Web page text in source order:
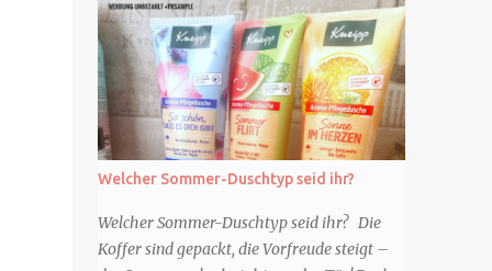
Welcher Sommer-Duschtyp seid ihr?
Welcher Sommer-Duschtyp seid ihr? Die
Koffer sind gepackt, die Vorfreude steigt –